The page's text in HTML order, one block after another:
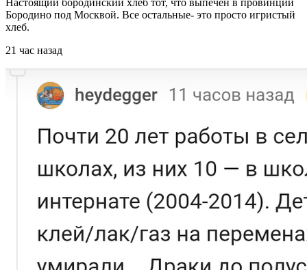
Настоящий бородинский хлеб тот, что выпечен в провинции
Бородино под Москвой. Все остальные- это просто игристый
хлеб.
21 час назад